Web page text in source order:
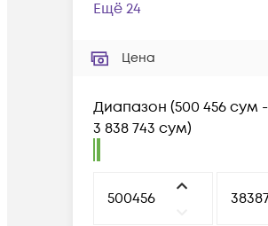
Ещё 24
Цена
Диапазон (500 456 сум -
3 838 743 сум)